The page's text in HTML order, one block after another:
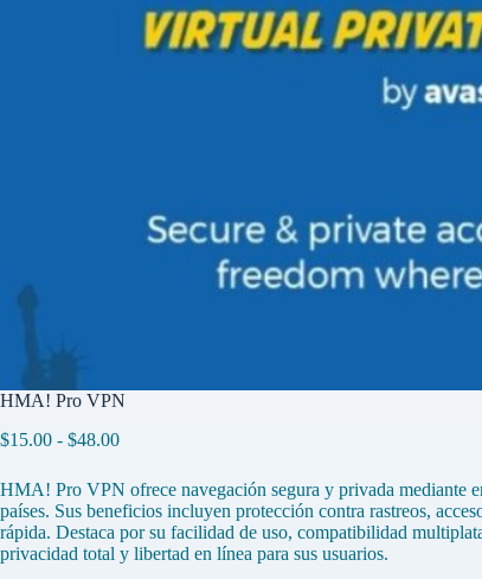
HMA! Pro VPN
$15.00 - $48.00Rango
precios:
desde
$15.00
hasta
$48.00
HMA! Pro VPN ofrece navegación segura y privada mediante
países. Sus beneficios incluyen protección contra rastreos,
rápida. Destaca por su facilidad de uso, compatibilidad
privacidad total y libertad en línea para sus usuarios.